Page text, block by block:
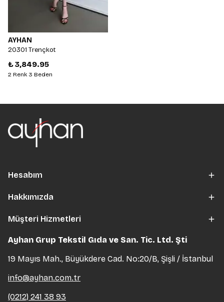
AYHAN
20301 Trençkot
₺ 3,849.95
2 Renk 3 Beden
Hesabım
Hakkımızda
Müşteri Hizmetleri
Ayhan Grup Tekstil Gıda ve San. Tic. Ltd. Şti
19 Mayıs Mah., Büyükdere Cad. No:20/B, Şişli / İstanbul
info@ayhan.com.tr
(0212) 241 38 93